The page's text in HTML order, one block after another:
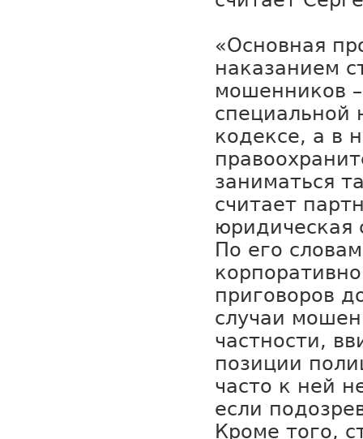
«Основная
наказанием
мошенников
специальной
кодексе, а в
заниматься
считает
юридическая
По его
приговоров
случаи
частности,
позиции
часто к ней
если
Кроме того,